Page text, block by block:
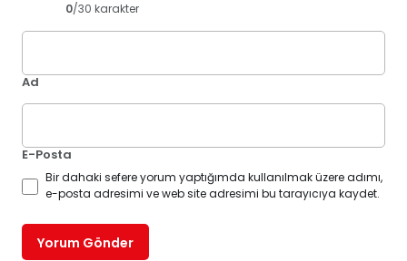
0/30 karakter
Ad
E-Posta
Bir dahaki sefere yorum yaptığımda kullanılmak üzere adımı,
e-posta adresimi ve web site adresimi bu tarayıcıya kaydet.
Yorum Gönder